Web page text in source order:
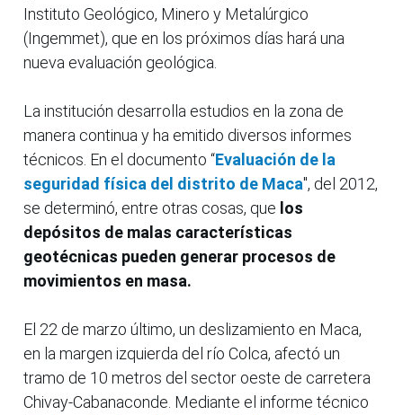
Instituto Geológico, Minero y Metalúrgico
(Ingemmet), que en los próximos días hará una
nueva evaluación geológica.
La institución desarrolla estudios en la zona de
manera continua y ha emitido diversos informes
técnicos. En el documento “Evaluación de la
seguridad física del distrito de Maca", del 2012,
se determinó, entre otras cosas, que los
depósitos de malas características
geotécnicas pueden generar procesos de
movimientos en masa.
El 22 de marzo último, un deslizamiento en Maca,
en la margen izquierda del río Colca, afectó un
tramo de 10 metros del sector oeste de carretera
Chivay-Cabanaconde. Mediante el informe técnico